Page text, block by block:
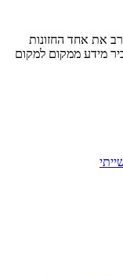
את אחד החזונות
מידע ממקום למקום